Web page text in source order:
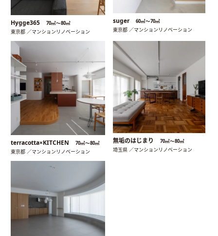
Hygge365 70㎡〜80㎡
東京都 ／マンションリノベーション
suger 60㎡〜70㎡
東京都 ／マンションリノベーション
terracotta×KITCHEN 70㎡〜80㎡
東京都 ／マンションリノベーション
無垢のはじまり 70㎡〜80㎡
埼玉県 ／マンションリノベーション